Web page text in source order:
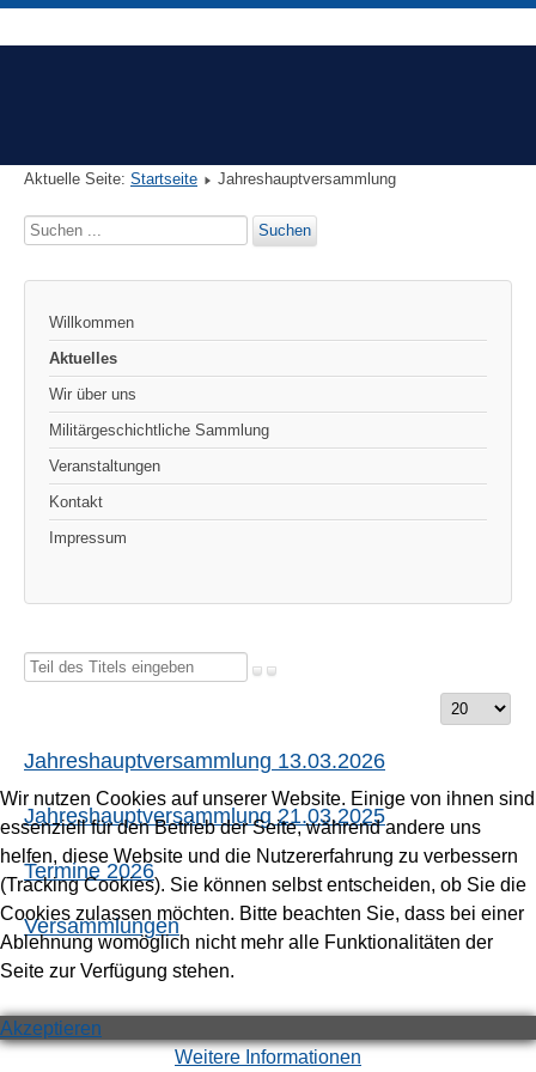
Aktuelle Seite: Startseite Jahreshauptversammlung
Suchen
Suchen
Willkommen
Aktuelles
Wir über uns
Militärgeschichtliche Sammlung
Veranstaltungen
Kontakt
Impressum
Teil
eingeben
Anzeige
Jahreshauptversammlung 13.03.2026
Jahreshauptversammlung 21.03.2025
Termine 2026
Versammlungen
Wir nutzen Cookies auf unserer Website. Einige von ihnen sind
essenziell für den Betrieb der Seite, während andere uns
helfen, diese Website und die Nutzererfahrung zu verbessern
(Tracking Cookies). Sie können selbst entscheiden, ob Sie die
Cookies zulassen möchten. Bitte beachten Sie, dass bei einer
Ablehnung womöglich nicht mehr alle Funktionalitäten der
Seite zur Verfügung stehen.
Akzeptieren
Weitere Informationen